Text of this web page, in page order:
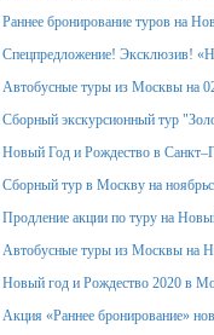
Раннее бронирование туров на
Спецпредложение! Эксклюзив!
Автобусные туры из Москвы на
Сборный экскурсионный тур
Новый Год и Рождество в
Сборный тур в Москву на
Продление акции по туру на
Автобусные туры из Москвы на
Новый год и Рождество 2020 в
Акция «Раннее бронирование»